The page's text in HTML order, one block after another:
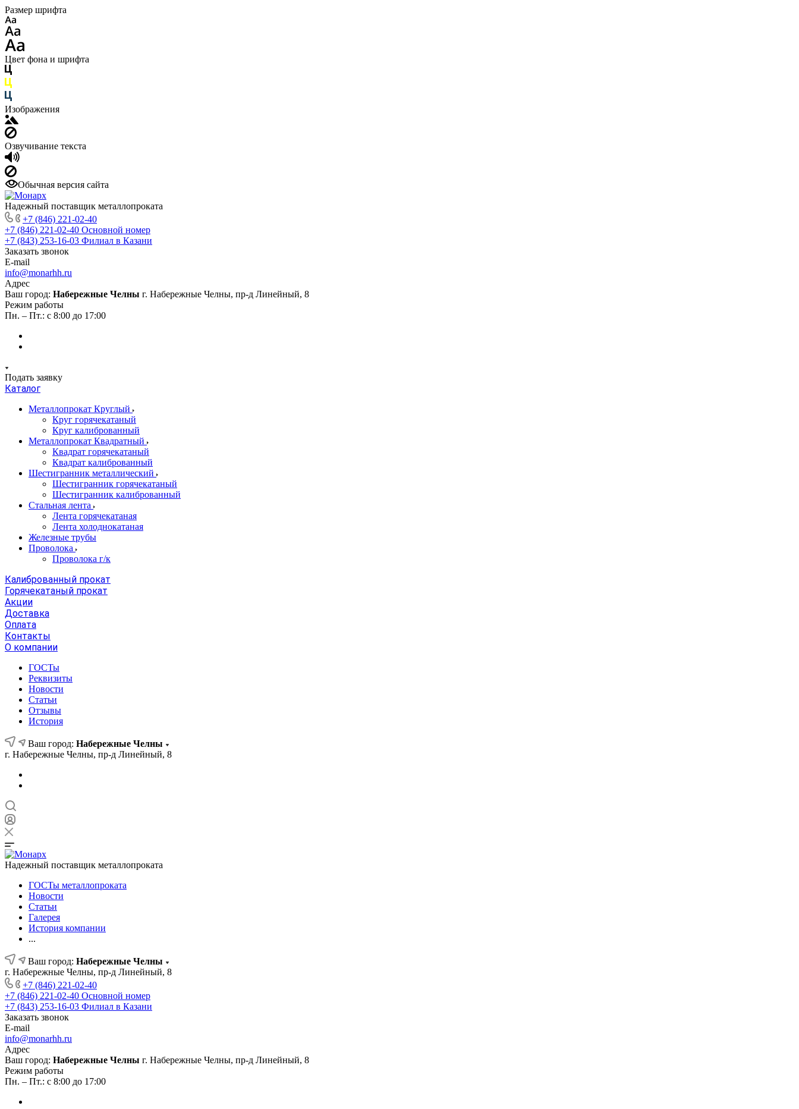
Размер шрифта
Цвет фона и шрифта
Изображения
Озвучивание текста
Обычная версия сайта
Надежный поставщик металлопроката
+7 (846) 221-02-40
+7 (846) 221-02-40 Основной номер
+7 (843) 253-16-03 Филиал в Казани
Заказать звонок
E-mail
info@monarhh.ru
Адрес
Ваш город: Набережные Челны г. Набережные Челны, пр-д Линейный, 8
Режим работы
Пн. – Пт.: с 8:00 до 17:00
Подать заявку
Каталог
Металлопрокат Круглый
Круг горячекатаный
Круг калиброванный
Металлопрокат Квадратный
Квадрат горячекатаный
Квадрат калиброванный
Шестигранник металлический
Шестигранник горячекатаный
Шестигранник калиброванный
Стальная лента
Лента горячекатаная
Лента холоднокатаная
Железные трубы
Проволока
Проволока г/к
Калиброванный прокат
Горячекатаный прокат
Акции
Доставка
Оплата
Контакты
О компании
ГОСТы
Реквизиты
Новости
Статьи
Отзывы
История
Ваш город: Набережные Челны
г. Набережные Челны, пр-д Линейный, 8
Надежный поставщик металлопроката
ГОСТы металлопроката
Новости
Статьи
Галерея
История компании
...
Ваш город: Набережные Челны
г. Набережные Челны, пр-д Линейный, 8
+7 (846) 221-02-40
+7 (846) 221-02-40 Основной номер
+7 (843) 253-16-03 Филиал в Казани
Заказать звонок
E-mail
info@monarhh.ru
Адрес
Ваш город: Набережные Челны г. Набережные Челны, пр-д Линейный, 8
Режим работы
Пн. – Пт.: с 8:00 до 17:00